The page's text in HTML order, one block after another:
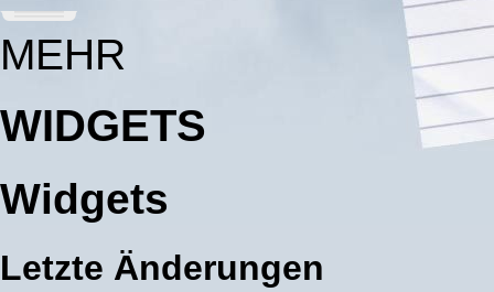
MEHR
WIDGETS
Widgets
Letzte Änderungen